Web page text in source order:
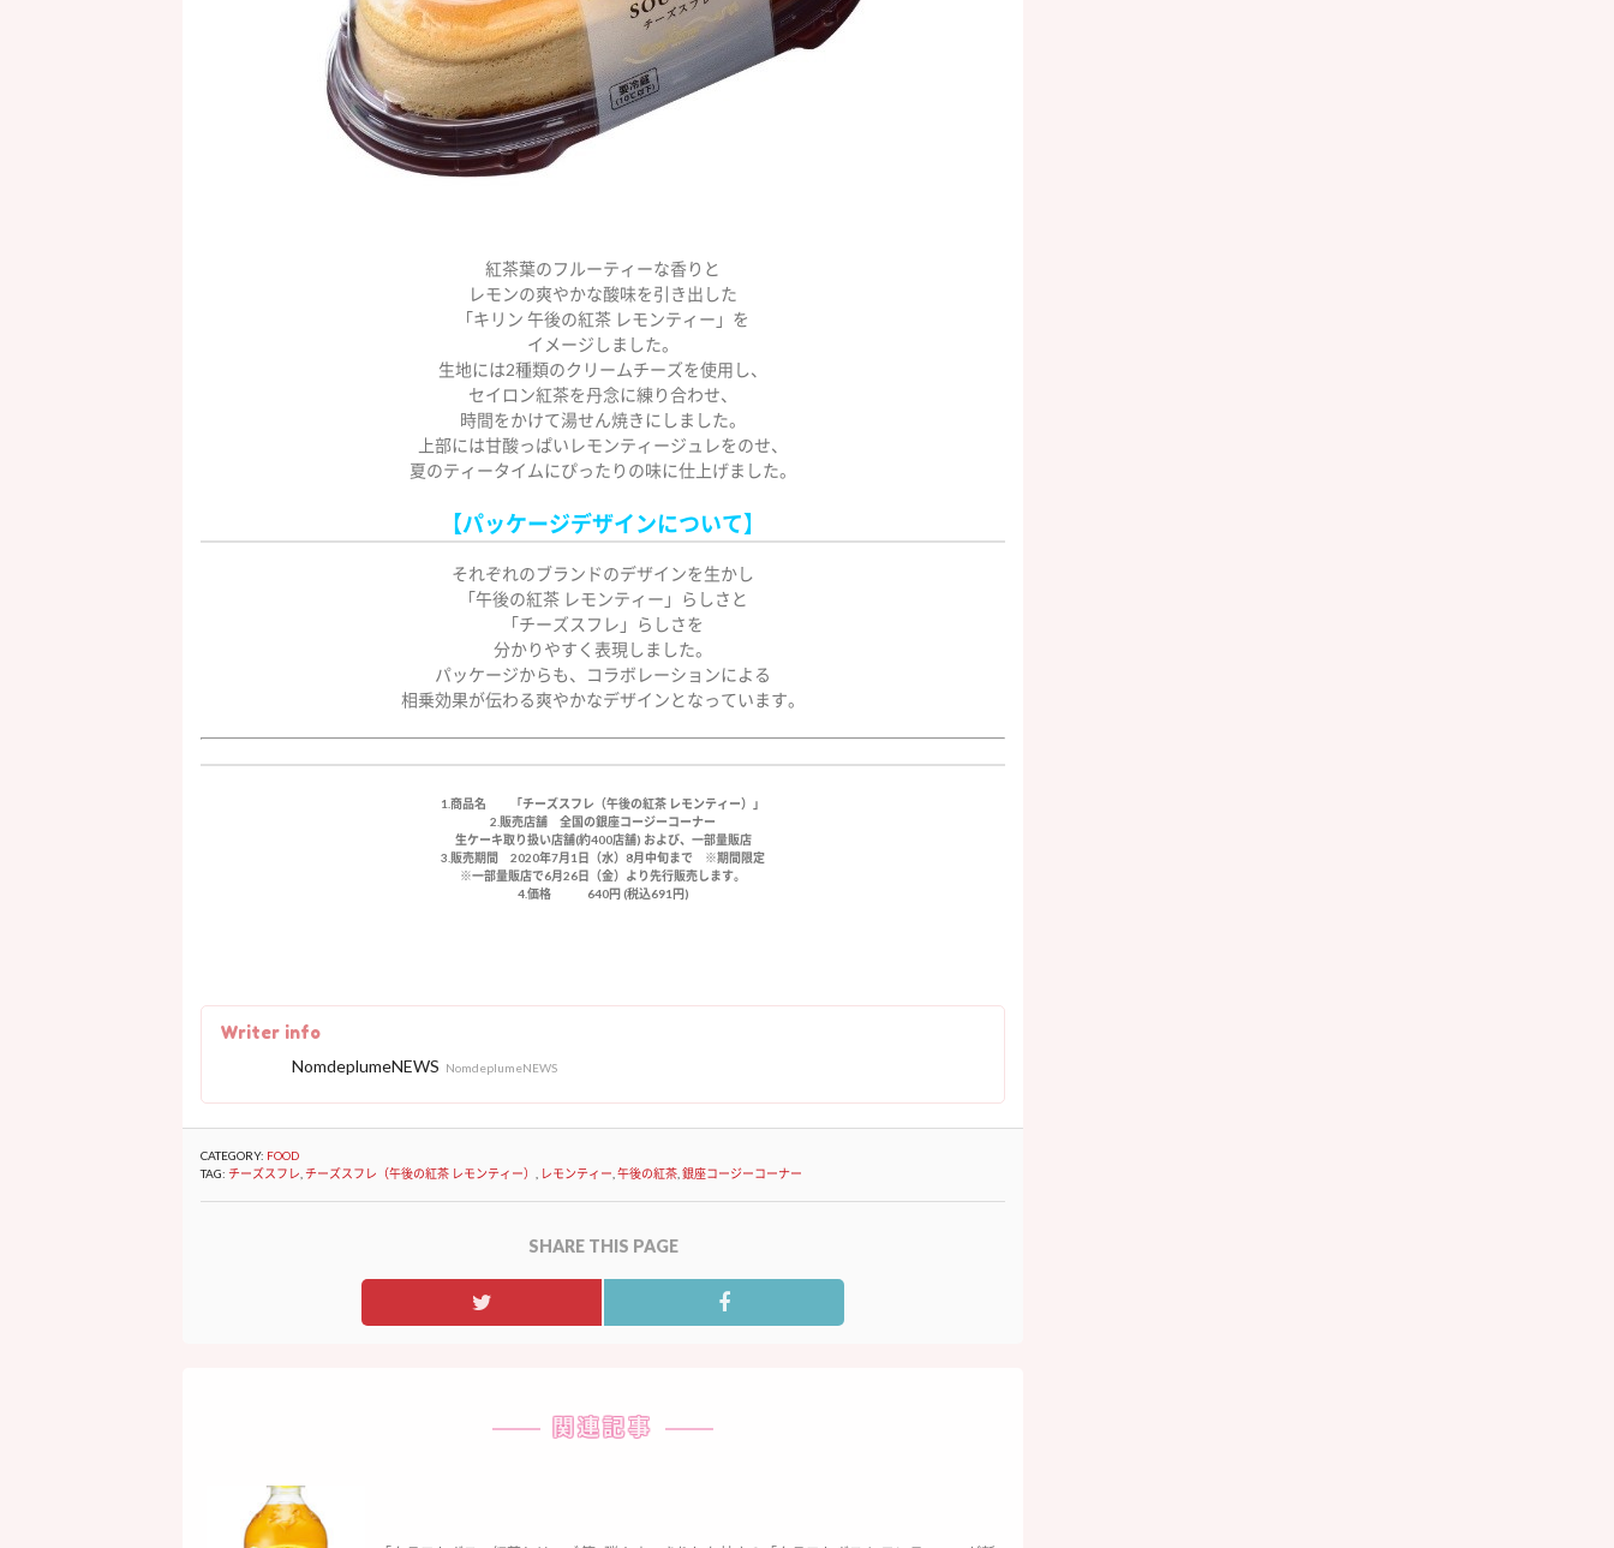
紅茶葉のフルーティーな香りと
レモンの爽やかな酸味を引き出した
「キリン 午後の紅茶 レモンティー」を
イメージしました。
生地には2種類のクリームチーズを使用し、
セイロン紅茶を丹念に練り合わせ、
時間をかけて湯せん焼きにしました。
上部には甘酸っぱいレモンティージュレをのせ、
夏のティータイムにぴったりの味に仕上げました。
【パッケージデザインについて】
それぞれのブランドのデザインを生かし
「午後の紅茶 レモンティー」らしさと
「チーズスフレ」らしさを
分かりやすく表現しました。
パッケージからも、コラボレーションによる
相乗効果が伝わる爽やかなデザインとなっています。
1.商品名 「チーズスフレ（午後の紅茶 レモンティー）」
2.販売店舗 全国の銀座コージーコーナー
生ケーキ取り扱い店舗(約400店舗) および、一部量販店
3.販売期間 2020年7月1日（水）8月中旬まで ※期間限定
※一部量販店で6月26日（金）より先行販売します。
4.価格 640円 (税込691円)
Writer info
NomdeplumeNEWS NomdeplumeNEWS
CATEGORY: FOOD
TAG: チーズスフレ チーズスフレ（午後の紅茶 レモンティー） レモンティー 午後の紅茶 銀座コージーコーナー
SHARE THIS PAGE
関連記事